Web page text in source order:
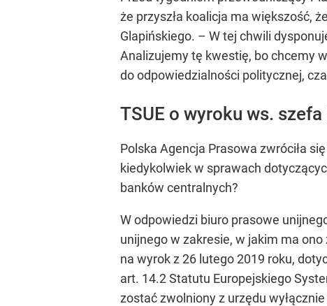
że przyszła koalicja ma większość,
Glapińskiego. – W tej chwili
Analizujemy tę kwestię, bo chcemy
do odpowiedzialności politycznej,
TSUE o wyroku ws.
Polska Agencja Prasowa zwróciła
kiedykolwiek w sprawach
banków centralnych?
W odpowiedzi biuro prasowe
unijnego w zakresie, w jakim ma
na wyrok z 26 lutego 2019 roku,
art. 14.2 Statutu Europejskiego
zostać zwolniony z urzędu